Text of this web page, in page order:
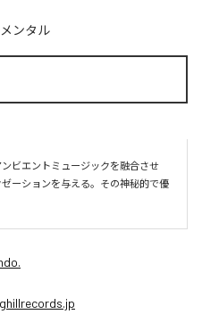
ンタル
ビエントミュージックを融合させ
ーションを与える。その神秘的で優